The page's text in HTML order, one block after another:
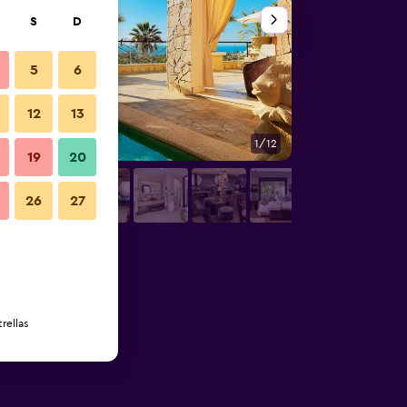
1/12
S D
5 6
12 13
19 20
26 27